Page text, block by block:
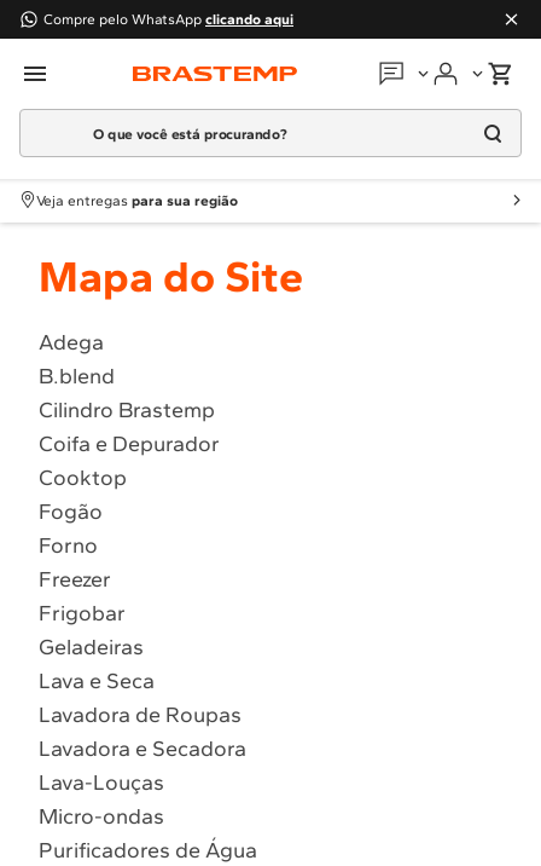
Compre pelo WhatsApp clicando aqui
Em que podemos
Atendimento Brastemp
Localizar assistência técnica
O que você está procurando?
Termos mais buscados
1º Geladeira
2
Fogao
4 º Lava Louça
5 º Cooktop
6º Microondas Brastemp
7º Forno
8º Embutir
9º Lava Seca
Veja entregas para sua região
Mapa do Site
Adega
B.blend
Cilindro Brastemp
Coifa e Depurador
Cooktop
Fogão
Forno
Freezer
Frigobar
Geladeiras
Lava e Seca
Lavadora de Roupas
Lavadora e Secadora
Lava-Louças
Micro-ondas
Purificadores de Água